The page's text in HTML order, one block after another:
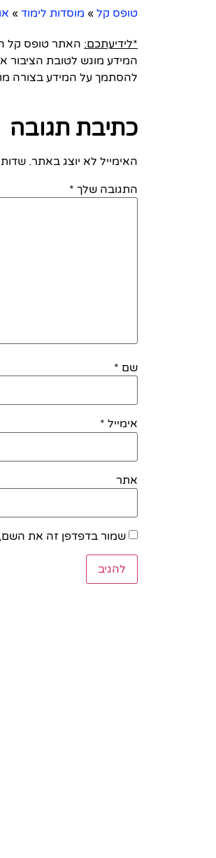
טופס קל » מוסדות לימוד »
*לידיעתכם: האתר טופס קל
המידע מוגש לטובת הציבור
להסתמך על המידע בצורה
כתיבת תגובה
האימייל לא יוצג באתר.
התגובה שלך *
שם *
אימייל *
אתר
שמור בדפדפן זה את